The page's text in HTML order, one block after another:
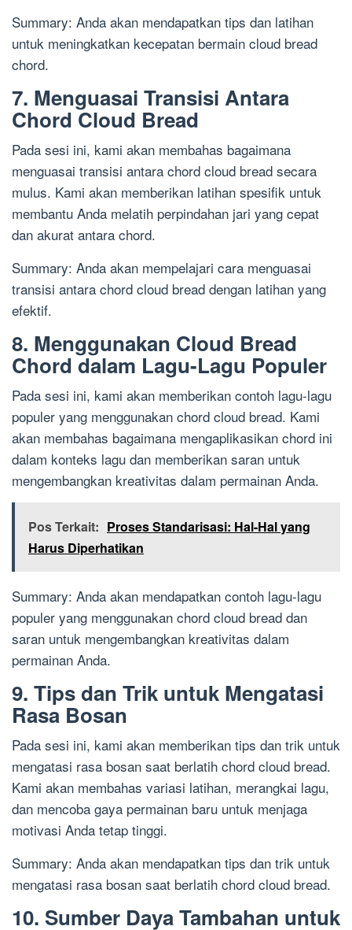
Summary: Anda akan mendapatkan tips dan latihan
untuk meningkatkan kecepatan bermain cloud bread
chord.
7. Menguasai Transisi Antara
Chord Cloud Bread
Pada sesi ini, kami akan membahas bagaimana
menguasai transisi antara chord cloud bread secara
mulus. Kami akan memberikan latihan spesifik untuk
membantu Anda melatih perpindahan jari yang cepat
dan akurat antara chord.
Summary: Anda akan mempelajari cara menguasai
transisi antara chord cloud bread dengan latihan yang
efektif.
8. Menggunakan Cloud Bread
Chord dalam Lagu-Lagu Populer
Pada sesi ini, kami akan memberikan contoh lagu-lagu
populer yang menggunakan chord cloud bread. Kami
akan membahas bagaimana mengaplikasikan chord ini
dalam konteks lagu dan memberikan saran untuk
mengembangkan kreativitas dalam permainan Anda.
Pos Terkait: Proses Standarisasi: Hal-Hal yang
Harus Diperhatikan
Summary: Anda akan mendapatkan contoh lagu-lagu
populer yang menggunakan chord cloud bread dan
saran untuk mengembangkan kreativitas dalam
permainan Anda.
9. Tips dan Trik untuk Mengatasi
Rasa Bosan
Pada sesi ini, kami akan memberikan tips dan trik untuk
mengatasi rasa bosan saat berlatih chord cloud bread.
Kami akan membahas variasi latihan, merangkai lagu,
dan mencoba gaya permainan baru untuk menjaga
motivasi Anda tetap tinggi.
Summary: Anda akan mendapatkan tips dan trik untuk
mengatasi rasa bosan saat berlatih chord cloud bread.
10. Sumber Daya Tambahan untuk